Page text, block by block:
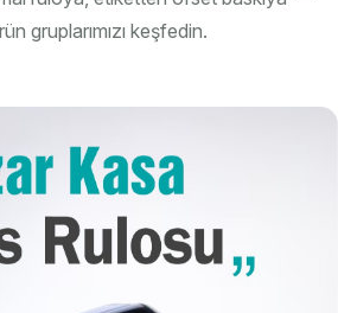
gruplarımızı keşfedin.